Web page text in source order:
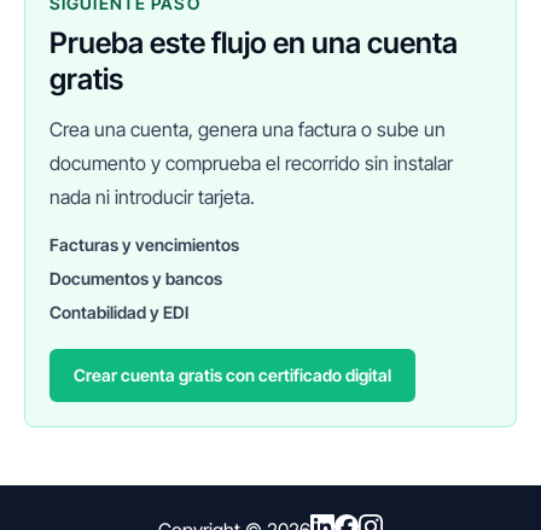
Prueba este flujo en una cuenta
gratis
Crea una cuenta, genera una factura o sube un
documento y comprueba el recorrido sin instalar
nada ni introducir tarjeta.
Facturas y vencimientos
Documentos y bancos
Contabilidad y EDI
Crear cuenta gratis con certificado digital
FINANEDI
Hablemos ahora
Pedir información sobre FinanEDI